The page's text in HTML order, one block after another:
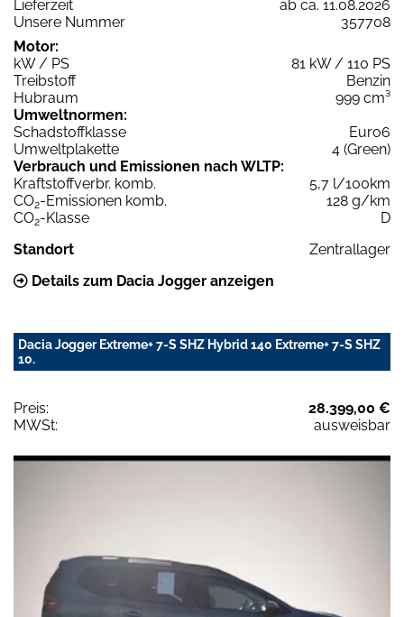
Lieferzeit
ab ca. 11.08.2026
Unsere Nummer
357708
Motor:
kW / PS
81 kW / 110 PS
Treibstoff
Benzin
Hubraum
999 cm³
Umweltnormen:
Schadstoffklasse
Euro6
Umweltplakette
4 (Green)
Verbrauch und Emissionen nach WLTP:
Kraftstoffverbr. komb.
5,7 l/100km
CO2-Emissionen komb.
128 g/km
CO2-Klasse
D
Standort
Zentrallager
Details zum Dacia Jogger anzeigen
Dacia Jogger Extreme+ 7-S SHZ Hybrid 140 Extreme+ 7-S SHZ
10.
Preis:
28.399,00 €
MWSt:
ausweisbar